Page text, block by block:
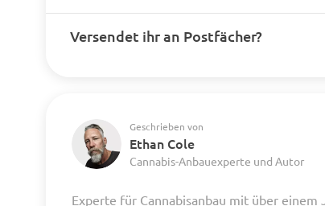
Versendet ihr an Postfächer?
Geschrieben von
Ethan Cole
Cannabis-Anbauexperte und Autor
Experte für Cannabisanbau mit über einem